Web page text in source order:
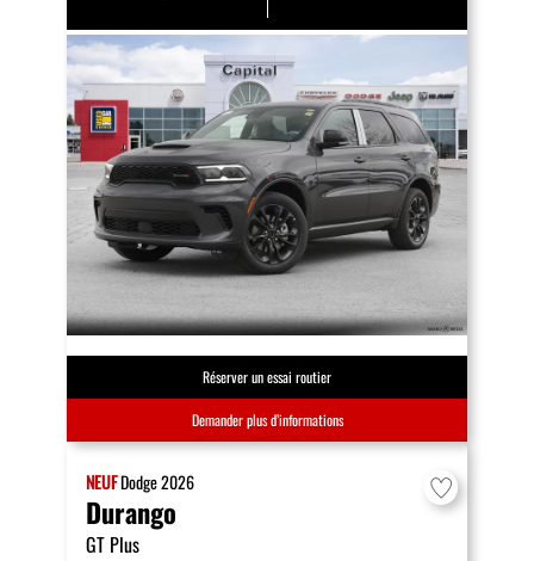
Réserver un essai routier
Demander plus d’informations
NEUFDodge2026
Durango
GT Plus